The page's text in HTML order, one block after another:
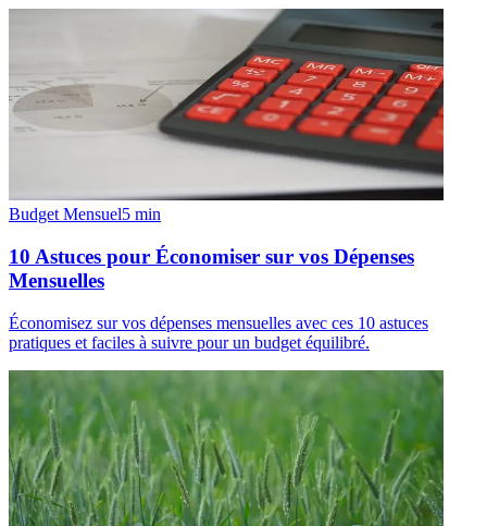
Budget Mensuel5 min
10 Astuces pour Économiser sur vos Dépenses
Mensuelles
Économisez sur vos dépenses mensuelles avec ces 10 astuces
pratiques et faciles à suivre pour un budget équilibré.